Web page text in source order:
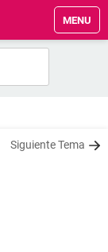
MENU
Siguiente Tema